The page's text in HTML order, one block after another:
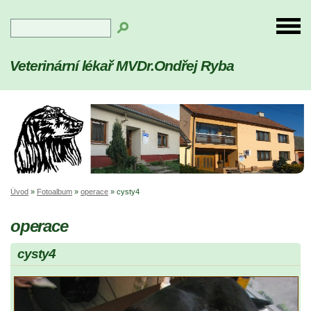
Veterinární lékař MVDr.Ondřej Ryba
Úvod » Fotoalbum » operace » cysty4
operace
cysty4